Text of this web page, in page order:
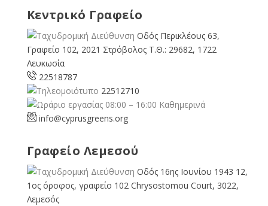
Κεντρικό Γραφείο
Οδός Περικλέους 63,
Γραφείο 102, 2021 Στρόβολος Τ.Θ.: 29682, 1722
Λευκωσία
22518787
22512710
08:00 – 16:00 Καθημερινά
info@cyprusgreens.org
Γραφείο Λεμεσού
Οδός 16ης Ιουνίου 1943 12,
1ος όροφος, γραφείο 102 Chrysostomou Court, 3022,
Λεμεσός